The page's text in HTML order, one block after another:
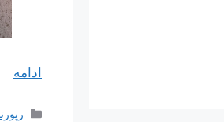
ادامه